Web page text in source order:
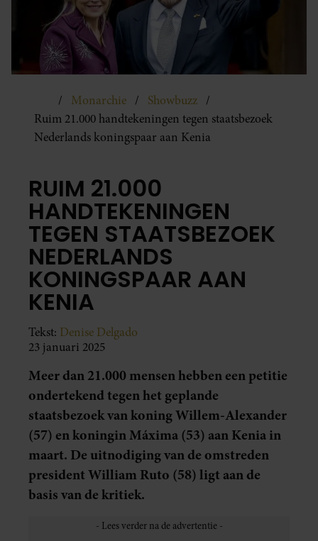
Monarchie
Showbuzz
Ruim 21.000 handtekeningen tegen staatsbezoek
Nederlands koningspaar aan Kenia
RUIM 21.000
HANDTEKENINGEN
TEGEN STAATSBEZOEK
NEDERLANDS
KONINGSPAAR AAN
KENIA
Tekst: Denise Delgado
23 januari 2025
Meer dan 21.000 mensen hebben een petitie
ondertekend tegen het geplande
staatsbezoek van koning Willem-Alexander
(57) en koningin Máxima (53) aan Kenia in
maart. De uitnodiging van de omstreden
president William Ruto (58) ligt aan de
basis van de kritiek.